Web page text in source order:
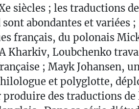
siècles ; les traductions
abondantes et variées
français, du polonais
Kharkiv, Loubchenko
; Mayk Johansen,
et polyglotte,
des traductions